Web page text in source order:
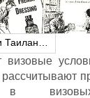
визовые
в